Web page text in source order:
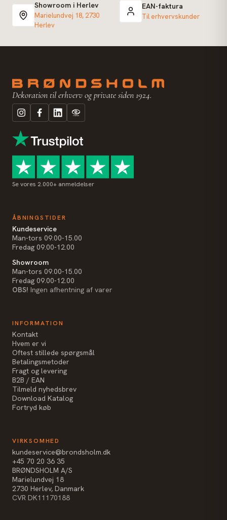
Showroom i Herlev
Marielundvej 18, 2730
Herlev
EAN-faktura
Til erhvervskunder
Dekoration til erhverv og private siden 1924.
Se vores 2.000+ anmeldelser
ÅBNINGSTIDER
Kundeservice
Man-tors 09.00-15.00
Fredag 09.00-12.00
Showroom
Man-tors 09.00-15.00
Fredag 09.00-12.00
OBS! Ingen afhentning af varer
INFORMATION
Kontakt
Hvem er vi
Oftest stillede spørgsmål
Betalingsmetoder
Fragt og levering
B2B / EAN
Tilmeld nyhedsbrev
Download Katalog
Fortryd køb
VIRKSOMHED
kundeservice@brondsholm.dk
+45 70 20 36 35
BRØNDSHOLM A/S
Marielundvej 18
2730 Herlev, Danmark
CVR DK11170188